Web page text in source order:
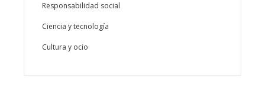
Responsabilidad social
Ciencia y tecnología
Cultura y ocio